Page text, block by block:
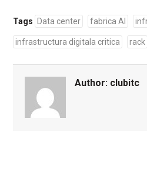
Tags Data center fabrica AI
infrastructura digitala critica rack
Author: clubitc